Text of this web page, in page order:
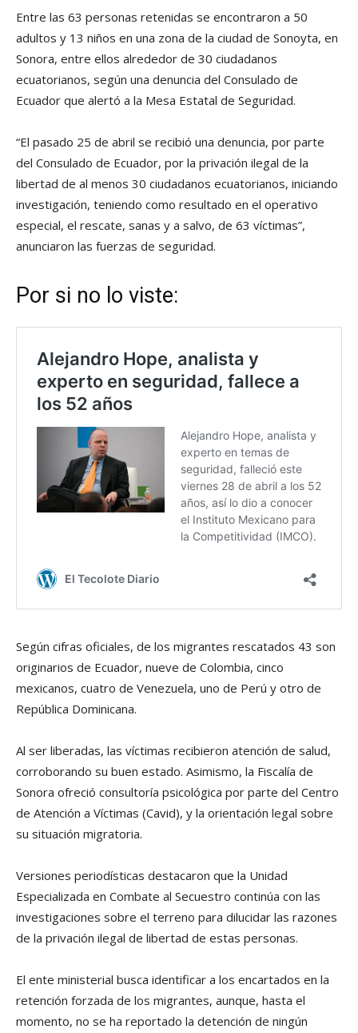
Entre las 63 personas retenidas se encontraron a 50
adultos y 13 niños en una zona de la ciudad de Sonoyta, en
Sonora, entre ellos alrededor de 30 ciudadanos
ecuatorianos, según una denuncia del Consulado de
Ecuador que alertó a la Mesa Estatal de Seguridad.
“El pasado 25 de abril se recibió una denuncia, por parte
del Consulado de Ecuador, por la privación ilegal de la
libertad de al menos 30 ciudadanos ecuatorianos, iniciando
investigación, teniendo como resultado en el operativo
especial, el rescate, sanas y a salvo, de 63 víctimas”,
anunciaron las fuerzas de seguridad.
Por si no lo viste:
Según cifras oficiales, de los migrantes rescatados 43 son
originarios de Ecuador, nueve de Colombia, cinco
mexicanos, cuatro de Venezuela, uno de Perú y otro de
República Dominicana.
Al ser liberadas, las víctimas recibieron atención de salud,
corroborando su buen estado. Asimismo, la Fiscalía de
Sonora ofreció consultoría psicológica por parte del Centro
de Atención a Víctimas (Cavid), y la orientación legal sobre
su situación migratoria.
Versiones periodísticas destacaron que la Unidad
Especializada en Combate al Secuestro continúa con las
investigaciones sobre el terreno para dilucidar las razones
de la privación ilegal de libertad de estas personas.
El ente ministerial busca identificar a los encartados en la
retención forzada de los migrantes, aunque, hasta el
momento, no se ha reportado la detención de ningún